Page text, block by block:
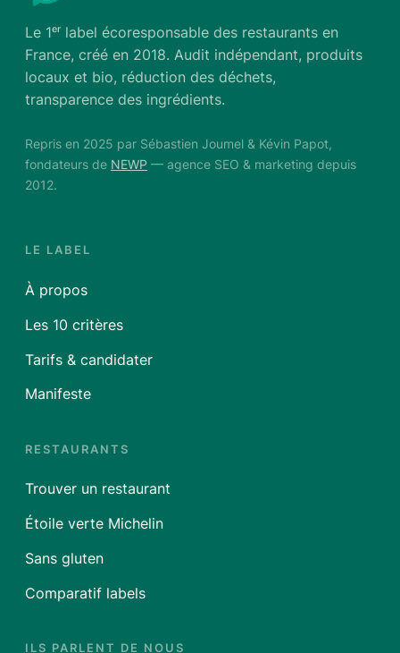
Le 1ᵉʳ label écoresponsable des restaurants en
France, créé en 2018. Audit indépendant, produits
locaux et bio, réduction des déchets,
transparence des ingrédients.
Repris en 2025 par Sébastien Joumel & Kévin Papot,
fondateurs de NEWP — agence SEO & marketing depuis
2012.
LE LABEL
À propos
Les 10 critères
Tarifs & candidater
Manifeste
RESTAURANTS
Trouver un restaurant
Étoile verte Michelin
Sans gluten
Comparatif labels
ILS PARLENT DE NOUS